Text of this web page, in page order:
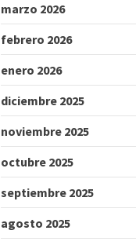
marzo 2026
febrero 2026
enero 2026
diciembre 2025
noviembre 2025
octubre 2025
septiembre 2025
agosto 2025